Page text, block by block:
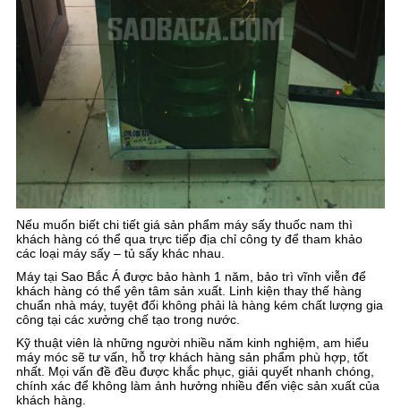
Nếu muốn biết chi tiết giá sản phẩm máy sấy thuốc nam thì
khách hàng có thể qua trực tiếp địa chỉ công ty để tham khảo
các loại máy sấy – tủ sấy khác nhau.
Máy tại Sao Bắc Á được bảo hành 1 năm, bảo trì vĩnh viễn để
khách hàng có thể yên tâm sản xuất. Linh kiện thay thế hàng
chuẩn nhà máy, tuyệt đối không phải là hàng kém chất lượng gia
công tại các xưởng chế tạo trong nước.
Kỹ thuật viên là những người nhiều năm kinh nghiệm, am hiểu
máy móc sẽ tư vấn, hỗ trợ khách hàng sản phẩm phù hợp, tốt
nhất. Mọi vấn đề đều được khắc phục, giải quyết nhanh chóng,
chính xác để không làm ảnh hưởng nhiều đến việc sản xuất của
khách hàng.